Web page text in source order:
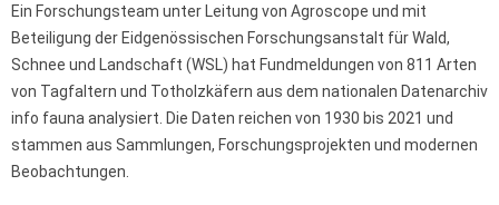
Ein Forschungsteam unter Leitung von Agroscope und mit
Beteiligung der Eidgenössischen Forschungsanstalt für Wald,
Schnee und Landschaft (WSL) hat Fundmeldungen von 811 Arten
von Tagfaltern und Totholzkäfern aus dem nationalen Datenarchiv
info fauna analysiert. Die Daten reichen von 1930 bis 2021 und
stammen aus Sammlungen, Forschungsprojekten und modernen
Beobachtungen.